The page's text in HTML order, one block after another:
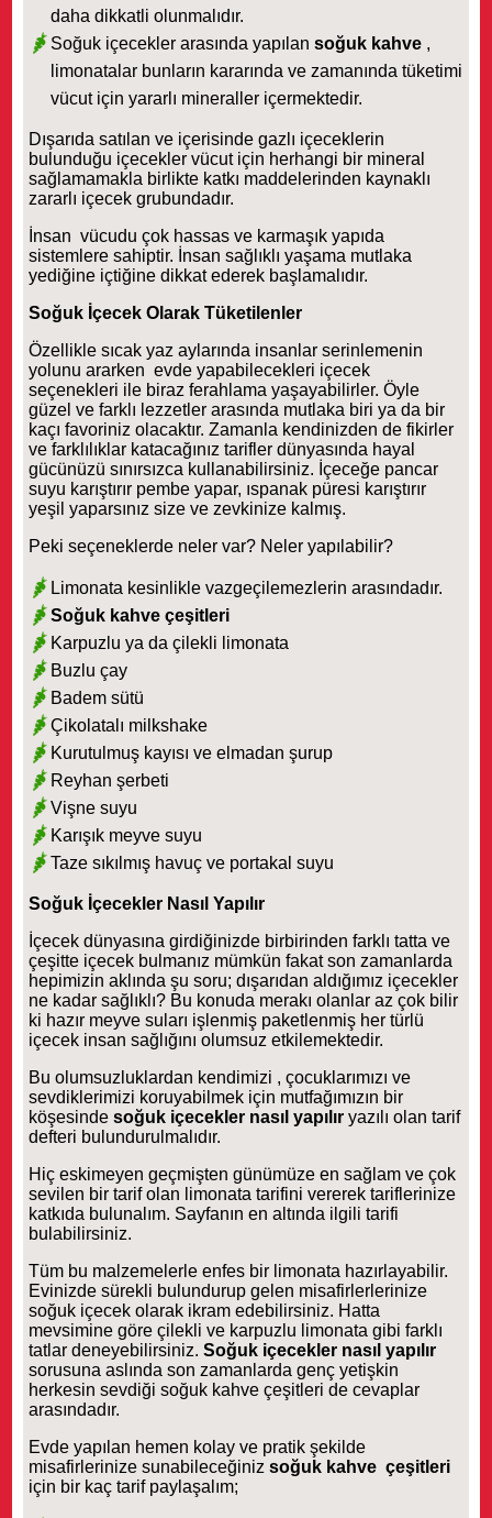
daha dikkatli olunmalıdır.
Soğuk içecekler arasında yapılansoğuk kahve ,
limonatalar bunların kararında ve zamanında tüketimi
vücut için yararlı mineraller içermektedir.
Dışarıda satılan ve içerisinde gazlı içeceklerin
bulunduğu içecekler vücut için herhangi bir mineral
sağlamamakla birlikte katkı maddelerinden kaynaklı
zararlı içecek grubundadır.
İnsan vücudu çok hassas ve karmaşık yapıda
sistemlere sahiptir. İnsan sağlıklı yaşama mutlaka
yediğine içtiğine dikkat ederek başlamalıdır.
Soğuk İçecek Olarak Tüketilenler
Özellikle sıcak yaz aylarında insanlar serinlemenin
yolunu ararken evde yapabilecekleri içecek
seçenekleri ile biraz ferahlama yaşayabilirler. Öyle
güzel ve farklı lezzetler arasında mutlaka biri ya da bir
kaçı favoriniz olacaktır. Zamanla kendinizden de fikirler
ve farklılıklar katacağınız tarifler dünyasında hayal
gücünüzü sınırsızca kullanabilirsiniz. İçeceğe pancar
suyu karıştırır pembe yapar, ıspanak püresi karıştırır
yeşil yaparsınız size ve zevkinize kalmış.
Peki seçeneklerde neler var? Neler yapılabilir?
Limonata kesinlikle vazgeçilemezlerin arasındadır.
Soğuk kahve çeşitleri
Karpuzlu ya da çilekli limonata
Buzlu çay
Badem sütü
Çikolatalı milkshake
Kurutulmuş kayısı ve elmadan şurup
Reyhan şerbeti
Vişne suyu
Karışık meyve suyu
Taze sıkılmış havuç ve portakal suyu
Soğuk İçecekler Nasıl Yapılır
İçecek dünyasına girdiğinizde birbirinden farklı tatta ve
çeşitte içecek bulmanız mümkün fakat son zamanlarda
hepimizin aklında şu soru; dışarıdan aldığımız içecekler
ne kadar sağlıklı? Bu konuda merakı olanlar az çok bilir
ki hazır meyve suları işlenmiş paketlenmiş her türlü
içecek insan sağlığını olumsuz etkilemektedir.
Bu olumsuzluklardan kendimizi , çocuklarımızı ve
sevdiklerimizi koruyabilmek için mutfağımızın bir
köşesindesoğuk içecekler nasıl yapılıryazılı olan tarif
defteri bulundurulmalıdır.
Hiç eskimeyen geçmişten günümüze en sağlam ve çok
sevilen bir tarif olan limonata tarifini vererek tariflerinize
katkıda bulunalım. Sayfanın en altında ilgili tarifi
bulabilirsiniz.
Tüm bu malzemelerle enfes bir limonata hazırlayabilir.
Evinizde sürekli bulundurup gelen misafirlerlerinize
soğuk içecek olarak ikram edebilirsiniz. Hatta
mevsimine göre çilekli ve karpuzlu limonata gibi farklı
tatlar deneyebilirsiniz. Soğuk içecekler nasıl yapılır
sorusuna aslında son zamanlarda genç yetişkin
herkesin sevdiği soğuk kahve çeşitleri de cevaplar
arasındadır.
Evde yapılan hemen kolay ve pratik şekilde
misafirlerinize sunabileceğinizsoğuk kahveçeşitleri
için bir kaç tarif paylaşalım;